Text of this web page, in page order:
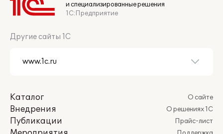
и специализированные решения
1С:Предприятие
Другие сайты 1С
Каталог
Внедрения
Публикации
О сайте
О решениях 1С
Прайс-лист